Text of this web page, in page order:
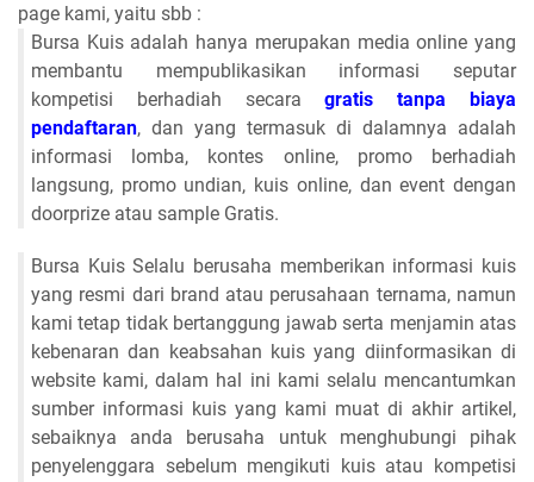
page kami, yaitu sbb :
Bursa Kuis adalah hanya merupakan media online yang
membantu mempublikasikan informasi seputar
kompetisi berhadiah secaragratis tanpa biaya
pendaftaran, dan yang termasuk di dalamnya adalah
informasi lomba, kontes online, promo berhadiah
langsung, promo undian, kuis online, dan event dengan
doorprize atau sample Gratis.
Bursa Kuis Selalu berusaha memberikan informasi kuis
yang resmi dari brand atau perusahaan ternama, namun
kami tetap tidak bertanggung jawab serta menjamin atas
kebenaran dan keabsahan kuis yang diinformasikan di
website kami, dalam hal ini kami selalu mencantumkan
sumber informasi kuis yang kami muat di akhir artikel,
sebaiknya anda berusaha untuk menghubungi pihak
penyelenggara sebelum mengikuti kuis atau kompetisi